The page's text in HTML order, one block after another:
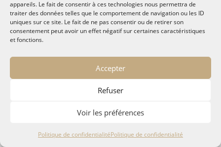
appareils. Le fait de consentir à ces technologies nous permettra de
traiter des données telles que le comportement de navigation ou les ID
uniques sur ce site. Le fait de ne pas consentir ou de retirer son
consentement peut avoir un effet négatif sur certaines caractéristiques
et fonctions.
Accepter
Refuser
Voir les préférences
Politique de confidentialitéPolitique de confidentialité
© MALTAE, Mémoire A Lire, Territoire A l'Ecoute / 1995-
Politique de confidentialité